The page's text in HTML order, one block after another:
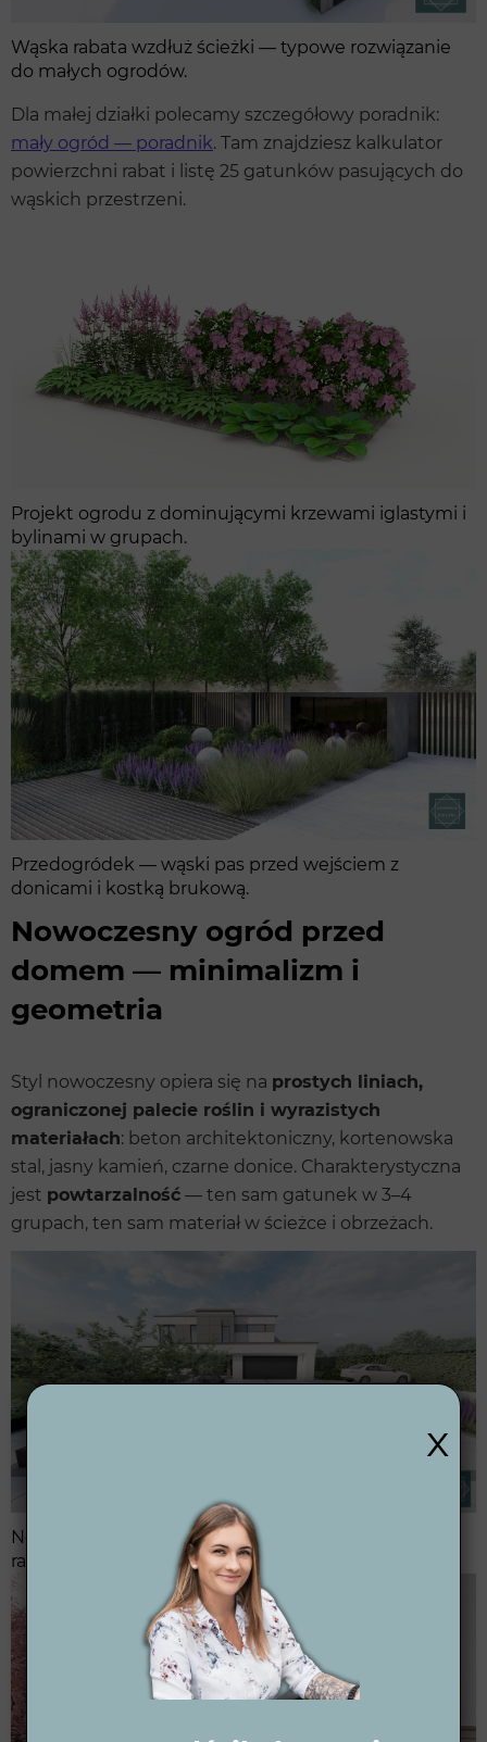
Wąska rabata wzdłuż ścieżki — typowe rozwiązanie
do małych ogrodów.
Dla małej działki polecamy szczegółowy poradnik:
mały ogród — poradnik. Tam znajdziesz kalkulator
powierzchni rabat i listę 25 gatunków pasujących do
wąskich przestrzeni.
Projekt ogrodu z dominującymi krzewami iglastymi i
bylinami w grupach.
Przedogródek — wąski pas przed wejściem z
donicami i kostką brukową.
Nowoczesny ogród przed
domem — minimalizm i
geometria
Styl nowoczesny opiera się na prostych liniach,
ograniczonej palecie roślin i wyrazistych
materiałach: beton architektoniczny, kortenowska
stal, jasny kamień, czarne donice. Charakterystyczna
jest powtarzalność — ten sam gatunek w 3–4
grupach, ten sam materiał w ścieżce i obrzeżach.
Nowoczesny ogród przed domem — prosta forma
rabat, ograniczona paleta roślin.
x